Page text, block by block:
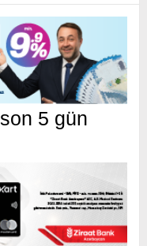
5 gün